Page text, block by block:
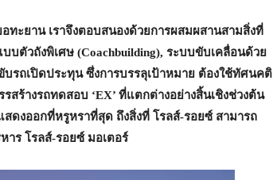
ทะยาน เราจึงตอบสนองด้วยการผสมผสานสามสิ่งที่
บตัวถังพิเศษ (Coachbuilding), ระบบขับเคลื่อนด้วย
รถเปิดประทุน ซึ่งการบรรลุเป้าหมาย ต้องใช้ทัศนคติ
ร้างรถทดสอบ ‘EX’ ที่แตกต่างอย่างสิ้นเชิงช่วงต้น
สดงออกที่หรูหราที่สุด ถึงสิ่งที่ โรลส์-รอยซ์ สามารถ
าร โรลส์-รอยซ์ มอเตอร์